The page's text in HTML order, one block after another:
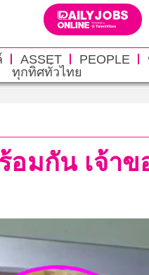
ASSET PEOPLE
ทุกทิศทั่วไทย
อมกัน เจ้